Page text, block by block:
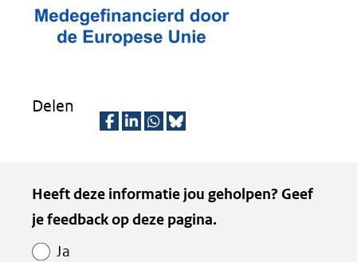
Delen
l
e
l
e
l
e
z
e
Kopie
van
Paginawaardering
Heeft deze informatie jou geholpen? Geef
je feedback op deze pagina.
Ja